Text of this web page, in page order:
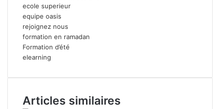
ecole superieur
equipe oasis
rejoignez nous
formation en ramadan
Formation d’été
elearning
Articles similaires